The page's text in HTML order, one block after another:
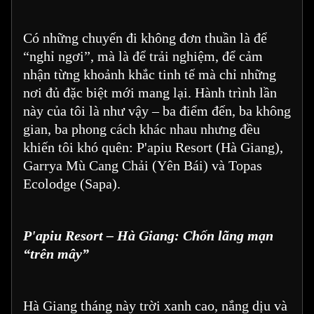
Có những chuyến đi không đơn thuần là để
“nghỉ ngơi”, mà là để trải nghiệm, để cảm
nhận từng khoảnh khắc tinh tế mà chỉ những
nơi đủ đặc biệt mới mang lại. Hành trình lần
này của tôi là như vậy – ba điểm đến, ba không
gian, ba phong cách khác nhau nhưng đều
khiến tôi khó quên: P'apiu Resort (Hà Giang),
Garrya Mù Cang Chải (Yên Bái) và Topas
Ecolodge (Sapa).
P'apiu Resort – Hà Giang: Chốn lãng mạn
“trên mây”
Hà Giang tháng này trời xanh cao, nắng dịu và